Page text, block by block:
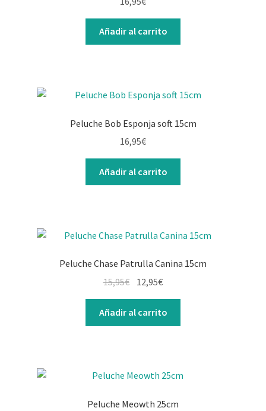
Añadir al carrito
Peluche Bob Esponja soft 15cm
16,95€
Añadir al carrito
Peluche Chase Patrulla Canina 15cm
15,95€ 12,95€
Añadir al carrito
Peluche Meowth 25cm